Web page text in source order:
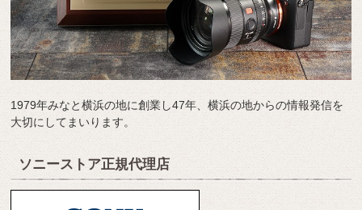
1979年みなと横浜の地に創業し47年、横浜の地からの情報発信を
大切にしてまいります。
ソニーストア正規代理店